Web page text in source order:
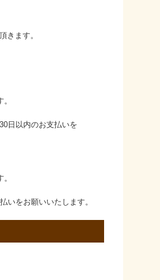
ます。
。
以内のお支払いを
。
をお願いいたします。